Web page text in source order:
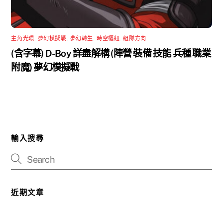
主角光環 夢幻模擬戰 夢幻轉生 時空樞紐 ,組隊方向
(含字幕) D-Boy 詳盡解構 (陣營 裝備 技能 兵種 職業
附魔) 夢幻模擬戰
輸入搜尋
近期文章